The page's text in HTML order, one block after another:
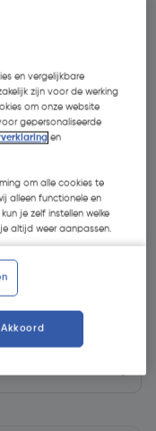
en vergelijkbare
zijn voor de werking
om onze website
gepersonaliseerde
en
om alle cookies te
alleen functionele en
je zelf instellen welke
altijd weer aanpassen.
Akkoord